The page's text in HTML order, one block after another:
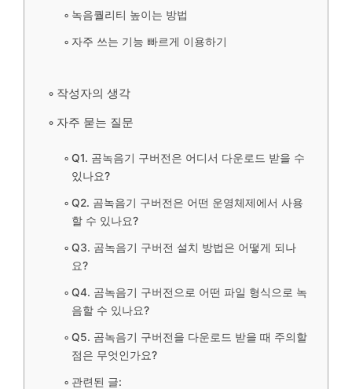
녹음퀄리티 높이는 방법
자주 쓰는 기능 빠르게 이용하기
작성자의 생각
자주 묻는 질문
Q1. 곰녹음기 구버전은 어디서 다운로드 받을 수
있나요?
Q2. 곰녹음기 구버전은 어떤 운영체제에서 사용
할 수 있나요?
Q3. 곰녹음기 구버전 설치 방법은 어떻게 되나
요?
Q4. 곰녹음기 구버전으로 어떤 파일 형식으로 녹
음할 수 있나요?
Q5. 곰녹음기 구버전을 다운로드 받을 때 주의할
점은 무엇인가요?
관련된 글: